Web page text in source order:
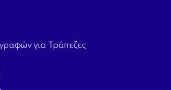
για Τράπεζες